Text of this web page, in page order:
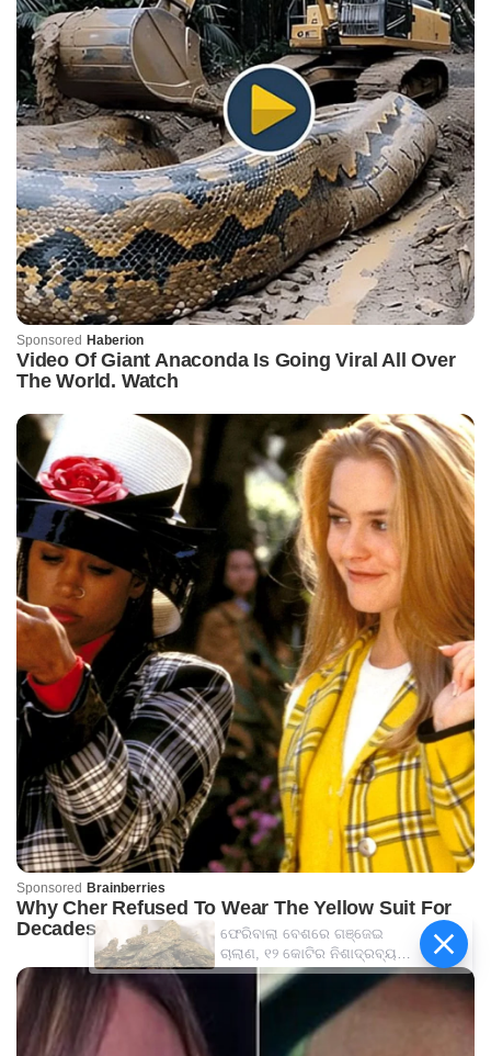
ଫେରିବାଲା ବେଶରେ ଗଞ୍ଜେଇ
ଚାଲାଣ, ୧୨ କୋଟିର ନିଶାଦ୍ରବ୍ୟ
ଜବତ